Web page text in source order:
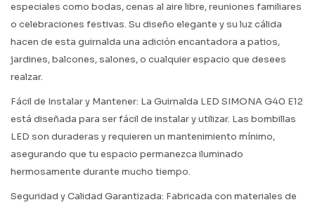
especiales como bodas, cenas al aire libre, reuniones familiares
o celebraciones festivas. Su diseño elegante y su luz cálida
hacen de esta guirnalda una adición encantadora a patios,
jardines, balcones, salones, o cualquier espacio que desees
realzar.
Fácil de Instalar y Mantener: La Guirnalda LED SIMONA G40 E12
está diseñada para ser fácil de instalar y utilizar. Las bombillas
LED son duraderas y requieren un mantenimiento mínimo,
asegurando que tu espacio permanezca iluminado
hermosamente durante mucho tiempo.
Seguridad y Calidad Garantizada: Fabricada con materiales de